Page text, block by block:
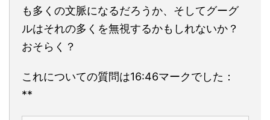
も多くの文脈になるだろうか、そしてグーグ
ルはそれの多くを無視するかもしれないか？
おそらく？
これについての質問は16:46マークでした：
**